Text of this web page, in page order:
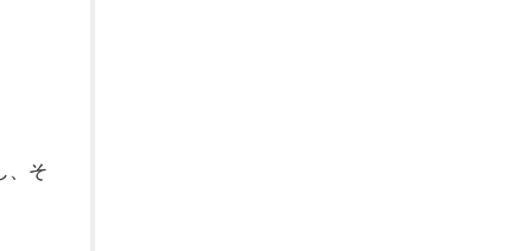
、そ